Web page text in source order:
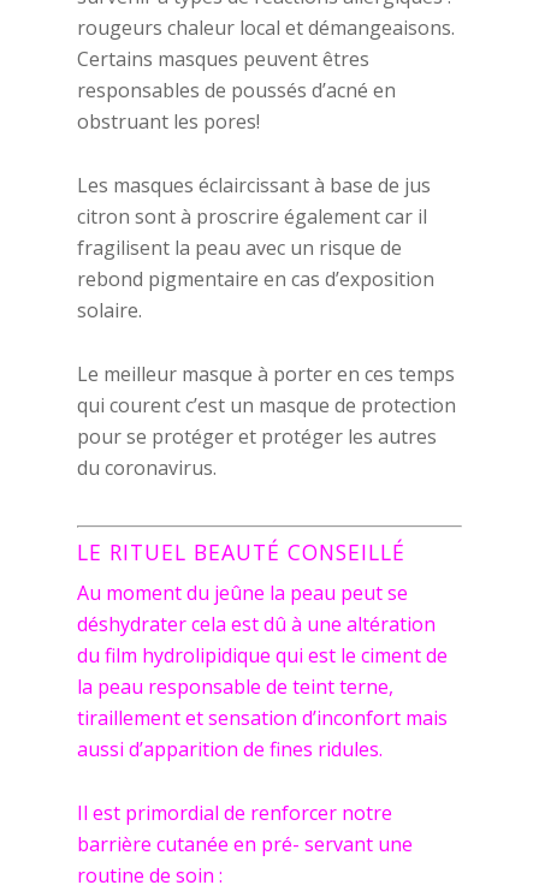
rougeurs chaleur local et démangeaisons.
Certains masques peuvent êtres
responsables de poussés d’acné en
obstruant les pores!
Les masques éclaircissant à base de jus
citron sont à proscrire également car il
fragilisent la peau avec un risque de
rebond pigmentaire en cas d’exposition
solaire.
Le meilleur masque à porter en ces temps
qui courent c’est un masque de protection
pour se protéger et protéger les autres
du coronavirus.
LE RITUEL BEAUTÉ CONSEILLÉ
Au moment du jeûne la peau peut se
déshydrater cela est dû à une altération
du film hydrolipidique qui est le ciment de
la peau responsable de teint terne,
tiraillement et sensation d’inconfort mais
aussi d’apparition de fines ridules.
Il est primordial de renforcer notre
barrière cutanée en pré- servant une
routine de soin :